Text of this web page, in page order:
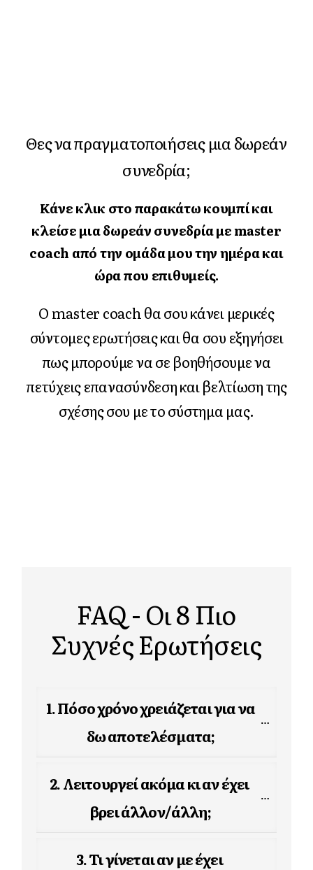
Θες να πραγματοποιήσεις μια δωρεάν
συνεδρία;
Κάνε κλικ στο παρακάτω κουμπί και
κλείσε μια δωρεάν συνεδρία με master
coach από την ομάδα μου την ημέρα και
ώρα που επιθυμείς.
Ο master coach θα σου κάνει μερικές
σύντομες ερωτήσεις και θα σου εξηγήσει
πως μπορούμε να σε βοηθήσουμε να
πετύχεις επανασύνδεση και βελτίωση της
σχέσης σου με το σύστημα μας.
FAQ - Οι 8 Πιο
Συχνές Ερωτήσεις
1. Πόσο χρόνο χρειάζεται για να
δω αποτελέσματα;
2. Λειτουργεί ακόμα κι αν έχει
βρει άλλον/άλλη;
3. Τι γίνεται αν με έχει